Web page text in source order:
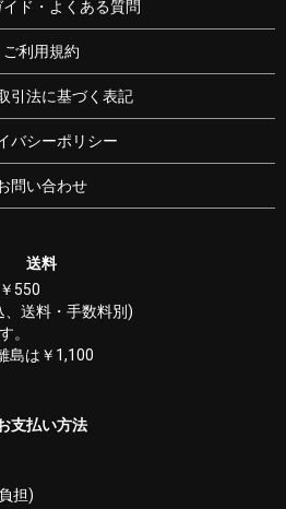
ド・よくある質問
ご利用規約
引法に基づく表記
バシーポリシー
問い合わせ
送料
550
、送料・手数料別)
。
島は￥1,100
支払い方法
担)